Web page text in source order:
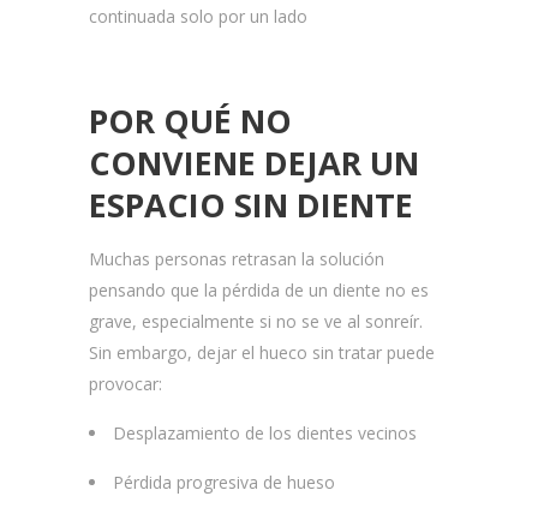
continuada solo por un lado
POR QUÉ NO
CONVIENE DEJAR UN
ESPACIO SIN DIENTE
Muchas personas retrasan la solución
pensando que la pérdida de un diente no es
grave, especialmente si no se ve al sonreír.
Sin embargo, dejar el hueco sin tratar puede
provocar:
Desplazamiento de los dientes vecinos
Pérdida progresiva de hueso